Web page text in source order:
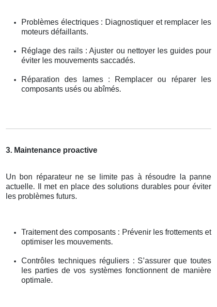
Problèmes électriques : Diagnostiquer et remplacer les
moteurs défaillants.
Réglage des rails : Ajuster ou nettoyer les guides pour
éviter les mouvements saccadés.
Réparation des lames : Remplacer ou réparer les
composants usés ou abîmés.
3. Maintenance proactive
Un bon réparateur ne se limite pas à résoudre la panne
actuelle. Il met en place des solutions durables pour éviter
les problèmes futurs.
Traitement des composants : Prévenir les frottements et
optimiser les mouvements.
Contrôles techniques réguliers : S’assurer que toutes
les parties de vos systèmes fonctionnent de manière
optimale.